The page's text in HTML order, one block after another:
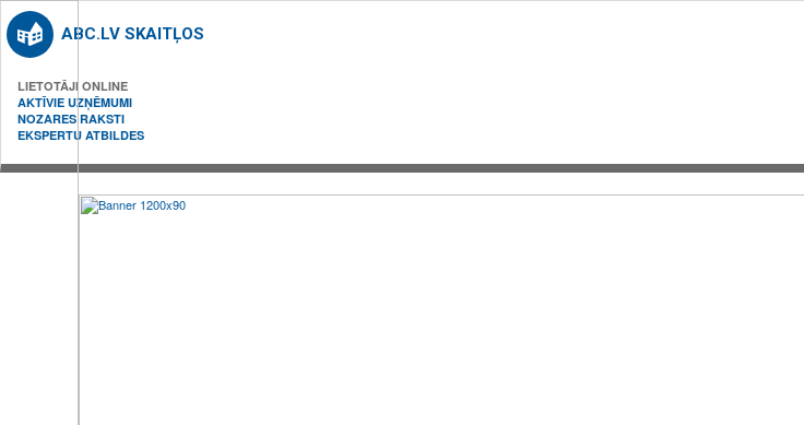
ABC.LV SKAITĻOS
LIETOTĀJI ONLINE
AKTĪVIE UZŅĒMUMI
NOZARES RAKSTI
EKSPERTU ATBILDES